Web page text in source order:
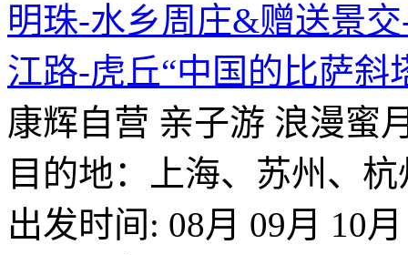
明珠-水乡周庄&赠送景
江路-虎丘“中国的比萨斜
康辉自营 亲子游 浪漫蜜
目的地：上海、苏州、
出发时间: 08月 09月 10月